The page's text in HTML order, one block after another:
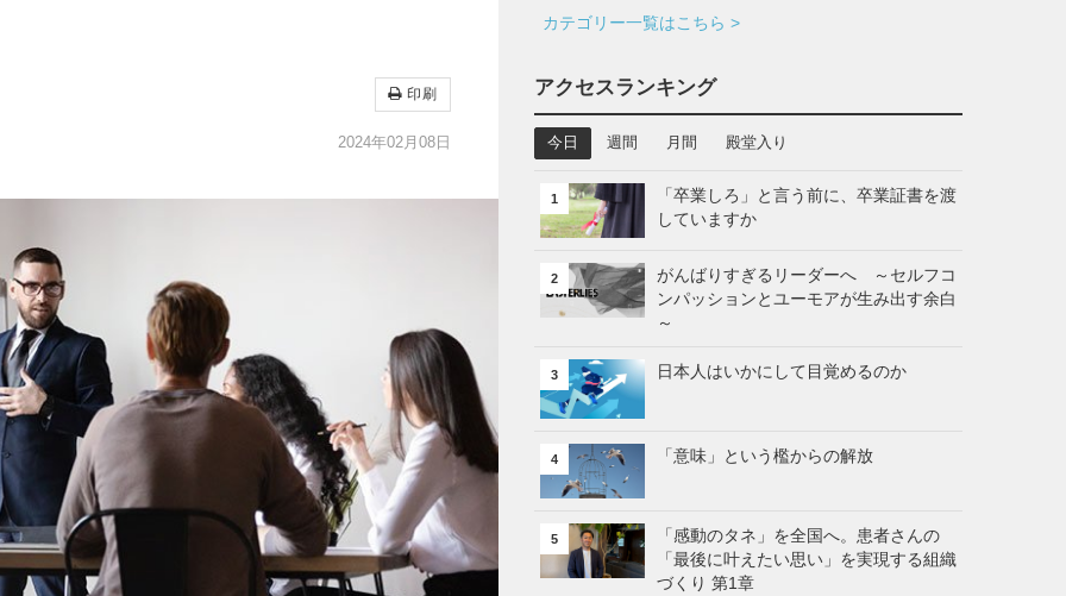
印刷
2024年02月08日
カテゴリー一覧はこちら >
アクセスランキング
今日 週間 月間 殿堂入り
1
「卒業しろ」と言う前に、卒業証書を渡
していますか
2
がんばりすぎるリーダーへ ～セルフコ
ンパッションとユーモアが生み出す余白
～
3 日本人はいかにして目覚めるのか
4 「意味」という檻からの解放
5
「感動のタネ」を全国へ。患者さんの
「最後に叶えたい思い」を実現する組織
づくり 第1章